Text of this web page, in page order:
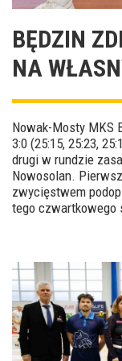
BĘDZIN
NA
Nowak-Mosty MKS
3:0 (25:15, 25:23,
drugi w rundzie
Nowosolan.
zwycięstwem
tego czwartkowego